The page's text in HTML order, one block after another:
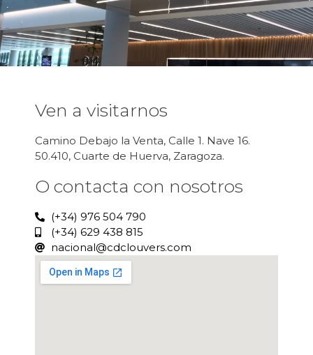
Ven a visitarnos
Camino Debajo la Venta, Calle 1. Nave 16.
50.410, Cuarte de Huerva, Zaragoza.
O contacta con nosotros
(+34) 976 504 790
(+34) 629 438 815
nacional@cdclouvers.com